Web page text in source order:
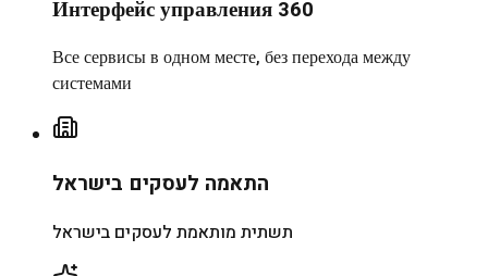
Интерфейс управления 360
Все сервисы в одном месте, без перехода между
системами
התאמה לעסקים בישראל
תשתית מותאמת לעסקים בישראל